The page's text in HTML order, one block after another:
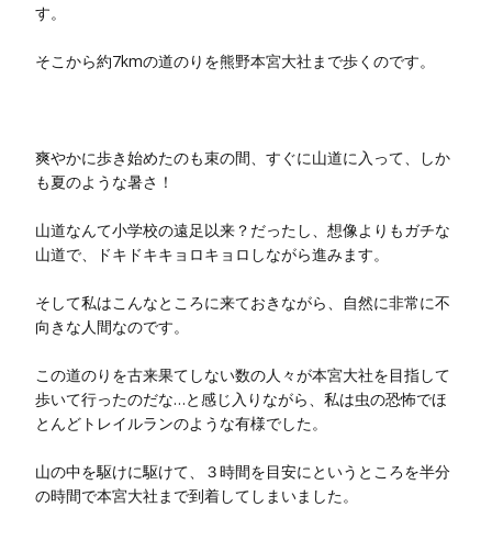
す。
そこから約7kmの道のりを熊野本宮大社まで歩くのです。
爽やかに歩き始めたのも束の間、すぐに山道に入って、しか
も夏のような暑さ！
山道なんて小学校の遠足以来？だったし、想像よりもガチな
山道で、ドキドキキョロキョロしながら進みます。
そして私はこんなところに来ておきながら、自然に非常に不
向きな人間なのです。
この道のりを古来果てしない数の人々が本宮大社を目指して
歩いて行ったのだな…と感じ入りながら、私は虫の恐怖でほ
とんどトレイルランのような有様でした。
山の中を駆けに駆けて、３時間を目安にというところを半分
の時間で本宮大社まで到着してしまいました。